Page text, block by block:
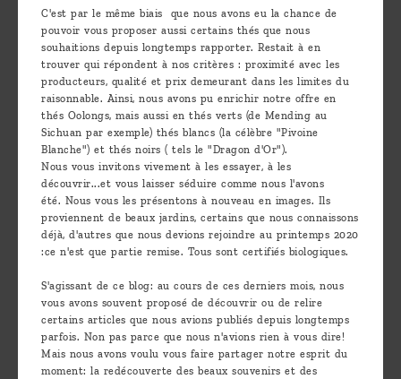
C'est par le même biais que nous avons eu la chance de
pouvoir vous proposer aussi certains thés que nous
souhaitions depuis longtemps rapporter. Restait à en
trouver qui répondent à nos critères : proximité avec les
producteurs, qualité et prix demeurant dans les limites du
raisonnable. Ainsi, nous avons pu enrichir notre offre en
thés Oolongs, mais aussi en thés verts (de Mending au
Sichuan par exemple) thés blancs (la célèbre "Pivoine
Blanche") et thés noirs ( tels le "Dragon d'Or").
Nous vous invitons vivement à les essayer, à les
découvrir...et vous laisser séduire comme nous l'avons
été. Nous vous les présentons à nouveau en images. Ils
proviennent de beaux jardins, certains que nous connaissons
déjà, d'autres que nous devions rejoindre au printemps 2020
:ce n'est que partie remise. Tous sont certifiés biologiques.
S'agissant de ce blog: au cours de ces derniers mois, nous
vous avons souvent proposé de découvrir ou de relire
certains articles que nous avions publiés depuis longtemps
parfois. Non pas parce que nous n'avions rien à vous dire!
Mais nous avons voulu vous faire partager notre esprit du
moment: la redécouverte des beaux souvenirs et des